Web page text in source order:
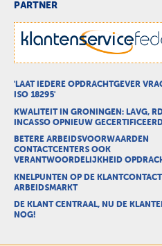
PARTNER
'LAAT IEDERE OPDRACHTGEVER
ISO 18295'
KWALITEIT IN GRONINGEN: LAVG,
INCASSO OPNIEUW
BETERE ARBEIDSVOORWAARDEN
CONTACTCENTERS OOK
VERANTWOORDELIJKHEID
KNELPUNTEN OP DE KLANTCONTACT
ARBEIDSMARKT
DE KLANT CENTRAAL, NU DE
NOG!